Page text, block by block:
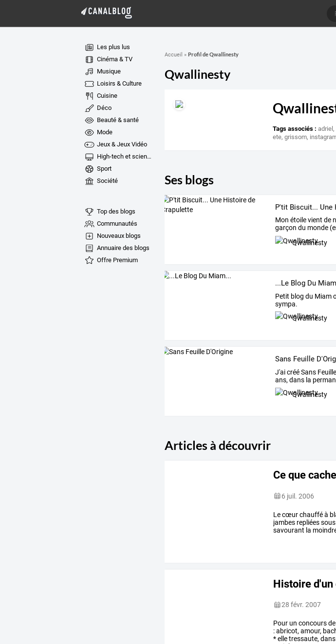
Les plus lus
Cinéma & TV
Musique
Loisirs & Culture
Cuisine
Déco
Beauté & santé
Mode
Jeux & Jeux Vidéo
High-tech et sciences
Sport
Société
Top des blogs
Communautés
Nouveaux blogs
Annuaire des blogs
Offre Premium
Accueil » Profil de Qwallinesty
Qwallinesty
Tags associés : adriel,
ete,grissom,
Ses blogs
P'tit Biscuit... Une
Mon étoilevient de
garçon du monde
s'appelle
Qwallinesty
...Le Blog Du
Petit blog du Miam
sympa.
Qwallinesty
Sans Feuille
J'aicrééSansFeuille
ans, dansla
temps.
Qwallinesty
Articles à découvrir
Ce que
6 juil. 2006
Lecœurchaufféà
jambes repliéessous
savourant la
Histoire
28 févr. 2007
Pour un concoursde
:abricot,amour,
*elletressaute,dans